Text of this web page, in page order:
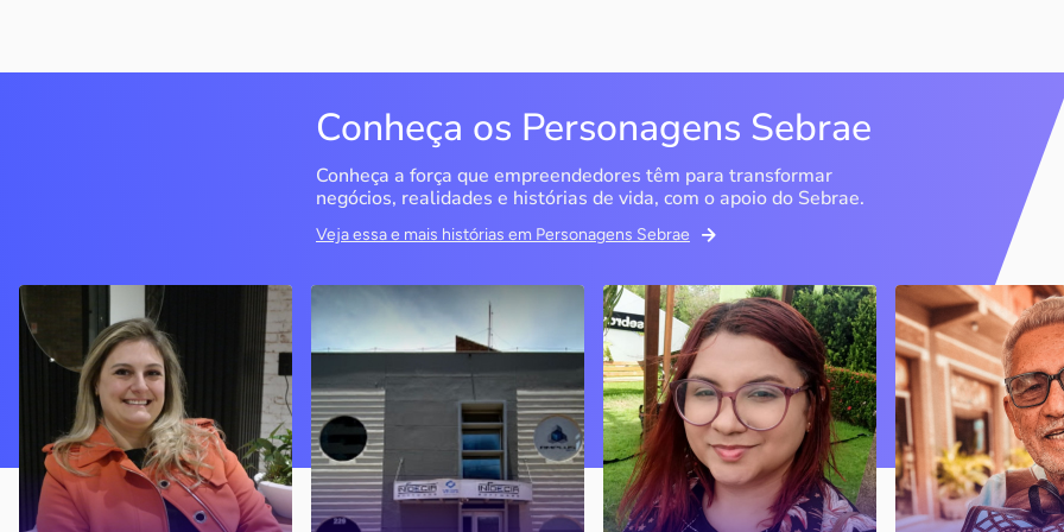
Conheça os Personagens Sebrae
Conheça a força que empreendedores têm para transformar
negócios, realidades e histórias de vida, com o apoio do Sebrae.
Veja essa e mais histórias em Personagens Sebrae
Delucci
Bento Gonçalves / RS
Sem saber muito sobre
empreendedorismo, o casal
contou com o Sebrae para
aprender tudo sobre o
assunto, colocar o negócio
nos eixos e ainda abrir uma
nova empresa
Infoecia Software
Ltda
Londrina / PR
Com mais de 20 anos de
mercado, o empresário
contou com o Sebrae para o
crescimento do negócio
Memória Ancestral
São Luís / MA
Ao lado da irmã e com o
apoio do Sebrae, a Memória
Ancestral utiliza inteligência
artificial com o objetivo de
melhorar a qualidade de vida
de pessoas com a doença
Espedito
Nova Olinda / CE
Peças criadas
cearense já foram
apresentadas em
novelas, desfiles
até em exposições
internacionais